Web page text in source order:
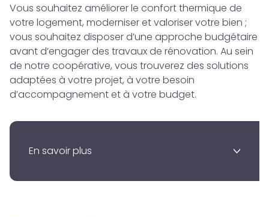
Vous souhaitez améliorer le confort thermique de
votre logement, moderniser et valoriser votre bien ;
vous souhaitez disposer d’une approche budgétaire
avant d’engager des travaux de rénovation. Au sein
de notre coopérative, vous trouverez des solutions
adaptées à votre projet, à votre besoin
d’accompagnement et à votre budget.
En savoir plus >